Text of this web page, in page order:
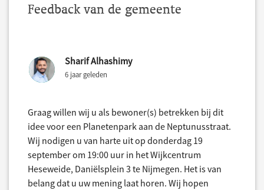
Feedback van de gemeente
Sharif Alhashimy
6 jaar geleden
Graag willen wij u als bewoner(s) betrekken bij dit
idee voor een Planetenpark aan de Neptunusstraat.
Wij nodigen u van harte uit op donderdag 19
september om 19:00 uur in het Wijkcentrum
Heseweide, Daniëlsplein 3 te Nijmegen. Het is van
belang dat u uw mening laat horen. Wij hopen